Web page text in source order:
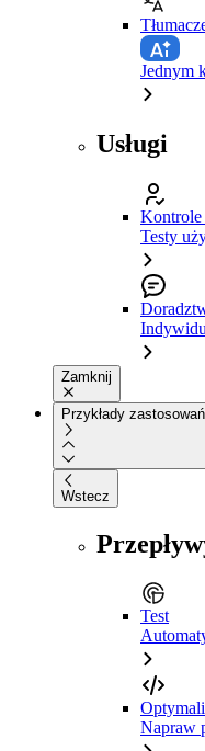
Jednym
Usługi
Kontrole
Testy
Zamknij
Przykłady zastosowań
Wstecz
Test
Napraw